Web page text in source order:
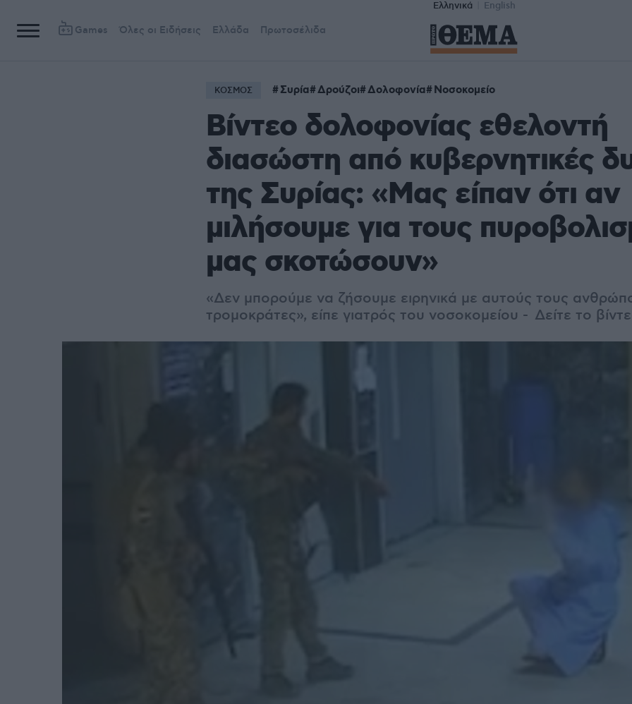
Ελληνικά English
Games Όλες οι Ειδήσεις Ελλάδα Πρωτοσέλιδα
ΚΟΣΜΟΣ Συρία Δρούζοι Δολοφονία Νοσοκομείο
Βίντεο δολοφονίας εθελοντή
διασώστη από κυβερνητικές
της Συρίας: «Μας είπαν ότι αν
μιλήσουμε για τους
μας σκοτώσουν»
«Δεν μπορούμε να ζήσουμε ειρηνικά με αυτούς τους
τρομοκράτες», είπε γιατρός του νοσοκομείου - Δείτε το